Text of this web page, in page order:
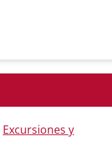
Excursiones y